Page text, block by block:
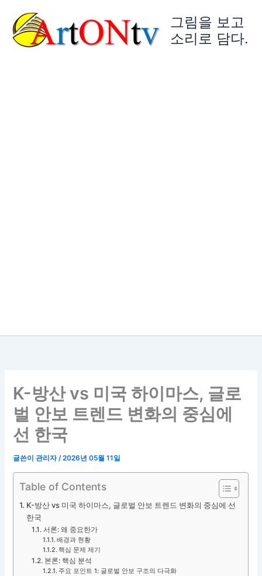
그림을 보고
소리로 담다.
K-방산 vs 미국 하이마스, 글로
벌 안보 트렌드 변화의 중심에
선 한국
글쓴이관리자/2026년 05월 11일
Table of Contents
K-방산 vs 미국 하이마스, 글로벌 안보 트렌드 변화의 중심에 선
한국
서론: 왜 중요한가
배경과 현황
핵심 문제 제기
본론: 핵심 분석
주요 포인트 1: 글로벌 안보 구조의 다극화